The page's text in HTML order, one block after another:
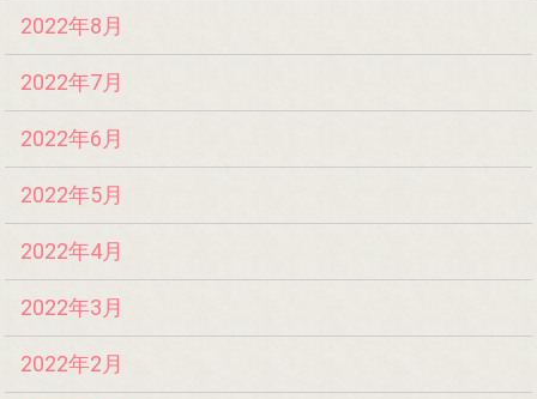
2022年8月
2022年7月
2022年6月
2022年5月
2022年4月
2022年3月
2022年2月